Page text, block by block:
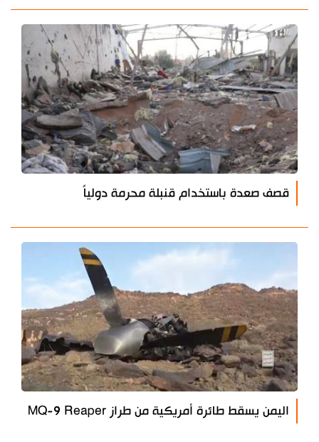
قصف صعدة باستخدام قنبلة محرمة دولياً
اليمن يسقط طائرة أمريكية من طراز MQ-9 Reaper